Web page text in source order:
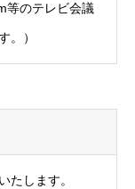
等のテレビ会議
。）
たします。